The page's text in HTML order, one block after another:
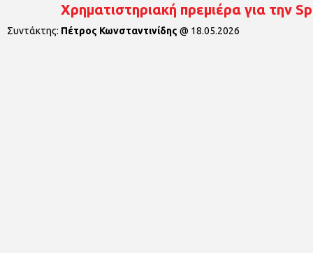
Χρηματιστηριακή πρεμιέρα για την
Συντάκτης: Πέτρος Κωνσταντινίδης @ 18.05.2026